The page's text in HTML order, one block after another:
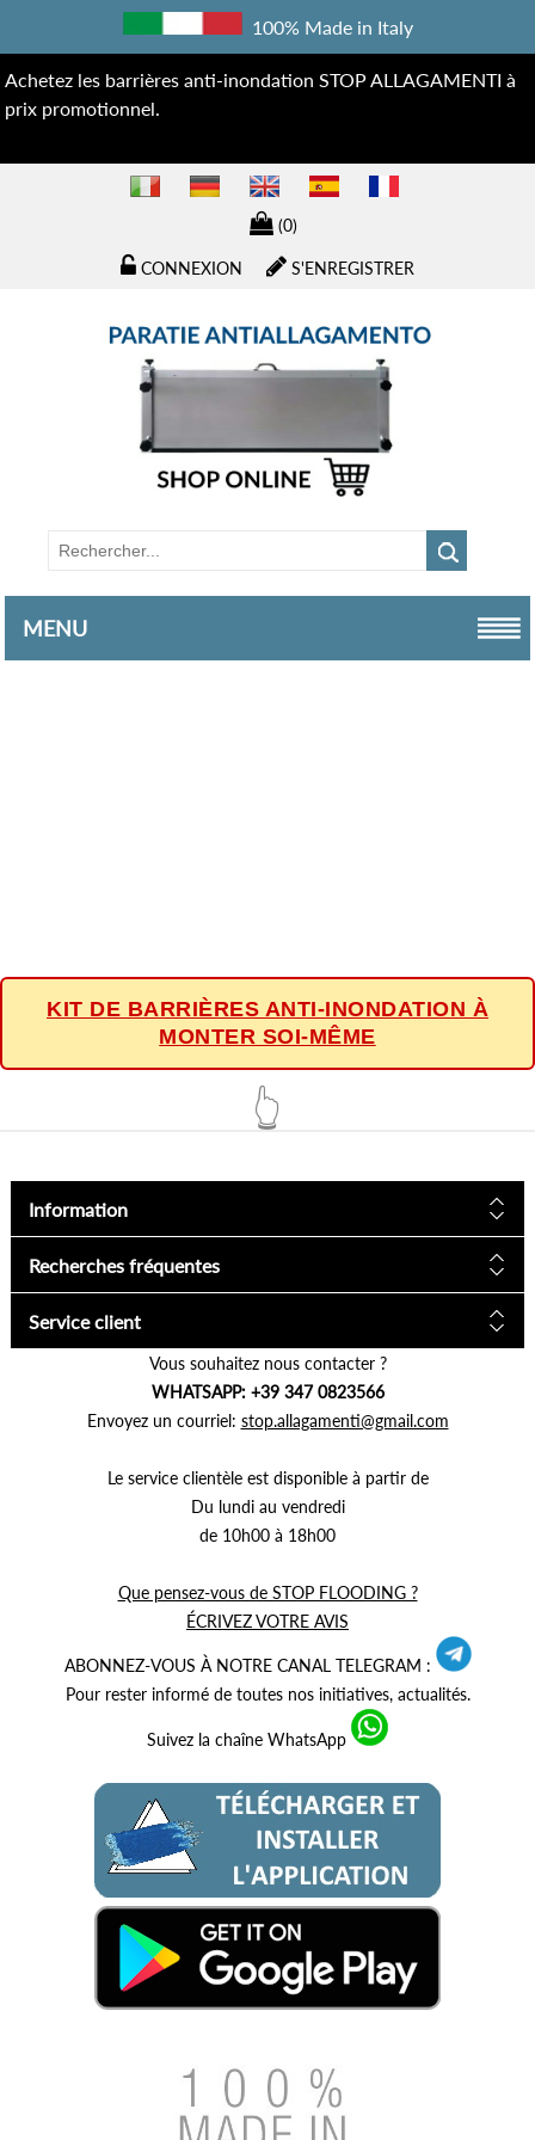
100% Made in Italy
Achetez les barrières anti-inondation STOP ALLAGAMENTI à
prix promotionnel.
(0)
S'ENREGISTRER
CONNEXION
MENU
KIT DE BARRIÈRES ANTI-INONDATION À
MONTER SOI-MÊME
👆
Information
Recherches fréquentes
Service client
Vous souhaitez nous contacter ?
WHATSAPP: +39 347 0823566
Envoyez un courriel: stop.allagamenti@gmail.com
Le service clientèle est disponible à partir de
Du lundi au vendredi
de 10h00 à 18h00
Que pensez-vous de STOP FLOODING ?
ÉCRIVEZ VOTRE AVIS
ABONNEZ-VOUS À NOTRE CANAL TELEGRAM :
Pour rester informé de toutes nos initiatives, actualités.
Suivez la chaîne WhatsApp